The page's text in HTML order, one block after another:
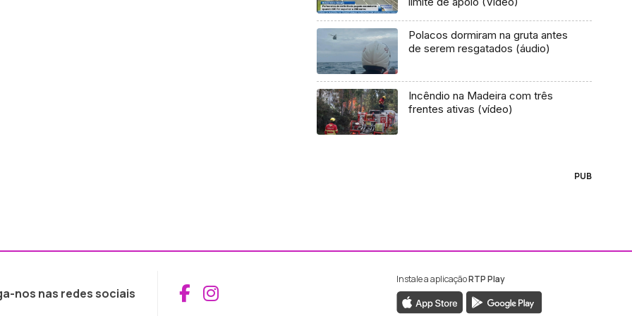
Polacos dormiram na gruta antes
de serem resgatados (áudio)
Incêndio na Madeira com três
frentes ativas (vídeo)
PUB
nos nas redes sociais Aceder ao Facebook da RTP Madeira
Aceder ao Instagram da RTP Madeira
Instale a aplicaçãoRTP Play